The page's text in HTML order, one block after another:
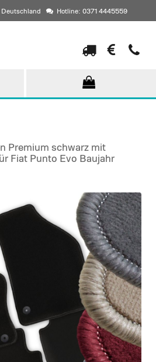
Hotline: 0371 4445559
Premium schwarz mit
Fiat Punto Evo Baujahr